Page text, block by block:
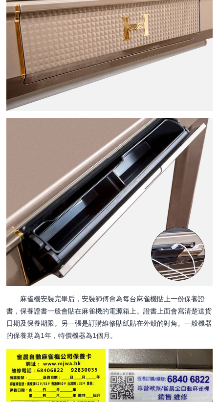
麻雀機安裝完畢后，安裝師傅會為每台麻雀機貼上一份保養證
書，保養證書一般會貼在麻雀機的電源箱上。證書上面會寫清楚送貨
日期及保養期限。另一張是訂購維修貼紙貼在外殼的對角。一般機器
的保養期為1年，特價機器為1個月。